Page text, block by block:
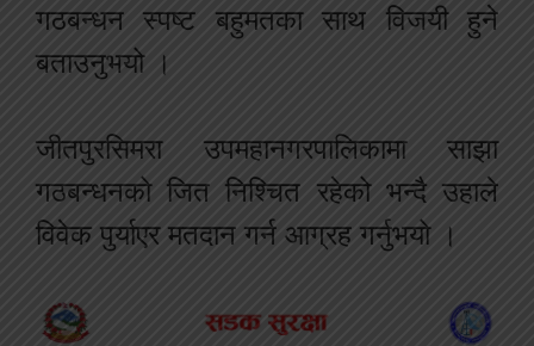
गठबन्धन स्पष्ट बहुमतका साथ विजयी हुने
बताउनुभयो ।
जीतपुरसिमरा उपमहानगरपालिकामा साझा
गठबन्धनको जित निश्चित रहेको भन्दै उहाले
विवेक पुर्याएर मतदान गर्न आग्रह गर्नुभयो ।